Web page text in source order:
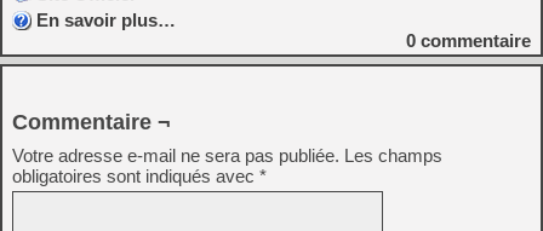
En savoir plus…
0 commentaire
Commentaire ¬
Votre adresse e-mail ne sera pas publiée. Les champs
obligatoires sont indiqués avec *